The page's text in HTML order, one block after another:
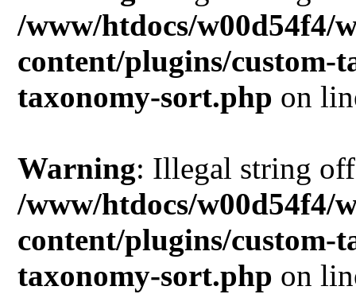
/www/htdocs/w00d54f4/
content/plugins/custom-
taxonomy-sort.php on
Warning: Illegal string
/www/htdocs/w00d54f4/
content/plugins/custom-
taxonomy-sort.php on